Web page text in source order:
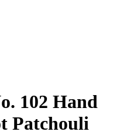
102 Hand
Patchouli